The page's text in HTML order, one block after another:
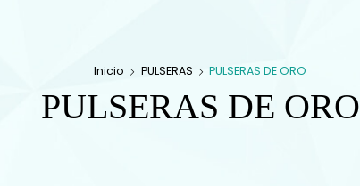
Inicio PULSERAS PULSERAS DE ORO
PULSERAS DE ORO